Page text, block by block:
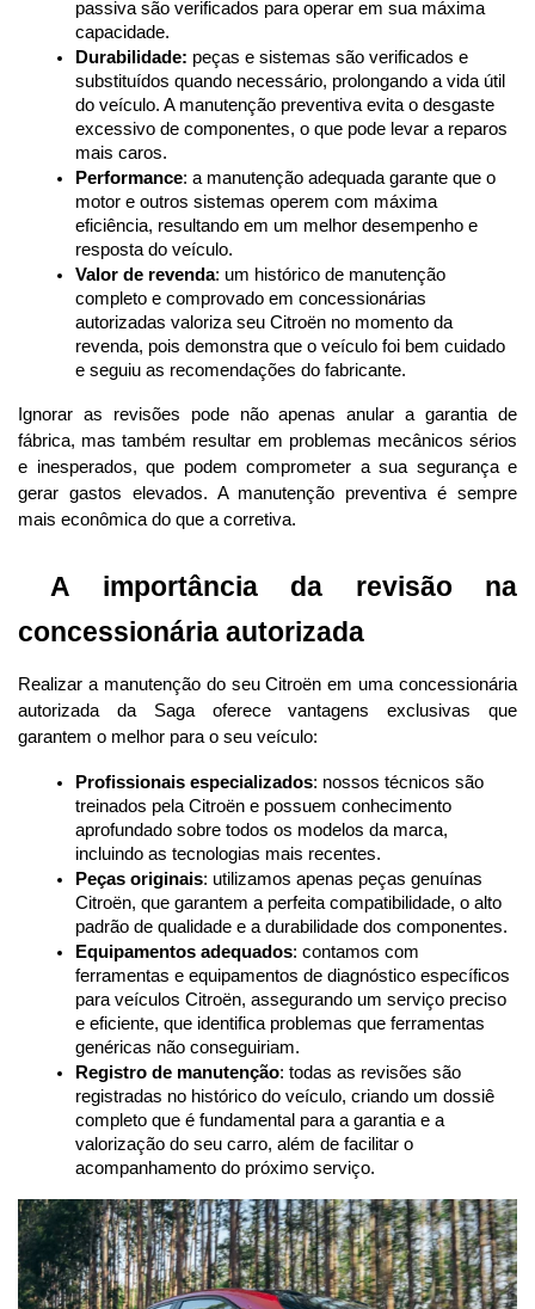
passiva são verificados para operar em sua máxima
capacidade.
Durabilidade: peças e sistemas são verificados e
substituídos quando necessário, prolongando a vida útil
do veículo. A manutenção preventiva evita o desgaste
excessivo de componentes, o que pode levar a reparos
mais caros.
Performance: a manutenção adequada garante que o
motor e outros sistemas operem com máxima
eficiência, resultando em um melhor desempenho e
resposta do veículo.
Valor de revenda: um histórico de manutenção
completo e comprovado em concessionárias
autorizadas valoriza seu Citroën no momento da
revenda, pois demonstra que o veículo foi bem cuidado
e seguiu as recomendações do fabricante.
Ignorar as revisões pode não apenas anular a garantia de
fábrica, mas também resultar em problemas mecânicos sérios
e inesperados, que podem comprometer a sua segurança e
gerar gastos elevados. A manutenção preventiva é sempre
mais econômica do que a corretiva.
A importância da revisão na
concessionária autorizada
Realizar a manutenção do seu Citroën em uma concessionária
autorizada da Saga oferece vantagens exclusivas que
garantem o melhor para o seu veículo:
Profissionais especializados: nossos técnicos são
treinados pela Citroën e possuem conhecimento
aprofundado sobre todos os modelos da marca,
incluindo as tecnologias mais recentes.
Peças originais: utilizamos apenas peças genuínas
Citroën, que garantem a perfeita compatibilidade, o alto
padrão de qualidade e a durabilidade dos componentes.
Equipamentos adequados: contamos com
ferramentas e equipamentos de diagnóstico específicos
para veículos Citroën, assegurando um serviço preciso
e eficiente, que identifica problemas que ferramentas
genéricas não conseguiriam.
Registro de manutenção: todas as revisões são
registradas no histórico do veículo, criando um dossiê
completo que é fundamental para a garantia e a
valorização do seu carro, além de facilitar o
acompanhamento do próximo serviço.